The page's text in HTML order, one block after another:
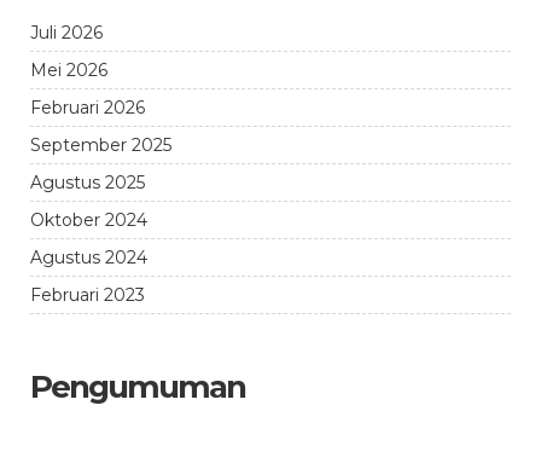
Juli 2026
Mei 2026
Februari 2026
September 2025
Agustus 2025
Oktober 2024
Agustus 2024
Februari 2023
Pengumuman